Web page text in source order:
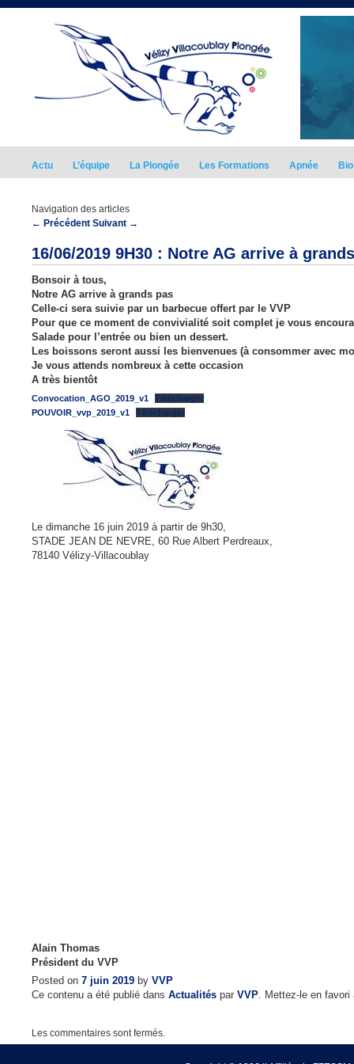
Actu L’équipe La Plongée Les Formations Apnée Bio
Navigation des articles
← Précédent Suivant →
16/06/2019 9H30 : Notre AG arrive à
Bonsoir à tous,
Notre AG arrive à grands pas
Celle-ci sera suivie par un barbecue offert par le VVP
Pour que ce moment de convivialité soit complet je vous
Salade pour l’entrée ou bien un dessert.
Les boissons seront aussi les bienvenues (à consommer avec
Je vous attends nombreux à cette occasion
A très bientôt
Convocation_AGO_2019_v1
Télécharger
POUVOIR_vvp_2019_v1
Télécharger
Le dimanche 16 juin 2019 à partir de 9h30,
STADE JEAN DE NEVRE, 60 Rue Albert Perdreaux,
78140 Vélizy-Villacoublay
Alain Thomas
Président du VVP
Posted on 7 juin 2019 by VVP
Ce contenu a été publié dans Actualités par VVP. Mettez-le en
Les commentaires sont fermés.